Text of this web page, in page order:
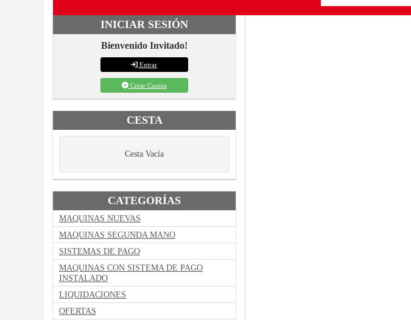
INICIAR SESIÓN
Bienvenido Invitado!
Entrar
Crear Cuenta
CESTA
Cesta Vacía
CATEGORÍAS
MAQUINAS NUEVAS
MAQUINAS SEGUNDA MANO
SISTEMAS DE PAGO
MAQUINAS CON SISTEMA DE PAGO
INSTALADO
LIQUIDACIONES
OFERTAS